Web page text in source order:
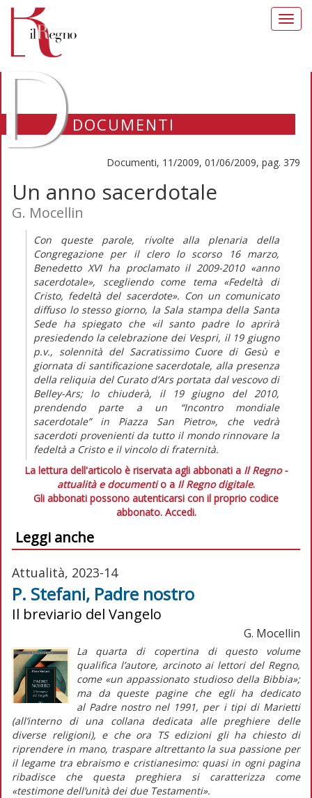
DOCUMENTI
Documenti, 11/2009, 01/06/2009, pag. 379
Un anno sacerdotale
G. Mocellin
Con queste parole, rivolte alla plenaria della
Congregazione per il clero lo scorso 16 marzo,
Benedetto XVI ha proclamato il 2009-2010 «anno
sacerdotale», scegliendo come tema «Fedeltà di
Cristo, fedeltà del sacerdote». Con un comunicato
diffuso lo stesso giorno, la Sala stampa della Santa
Sede ha spiegato che «il santo padre lo aprirà
presiedendo la celebrazione dei Vespri, il 19 giugno
p.v., solennità del Sacratissimo Cuore di Gesù e
giornata di santificazione sacerdotale, alla presenza
della reliquia del Curato d’Ars portata dal vescovo di
Belley-Ars; lo chiuderà, il 19 giugno del 2010,
prendendo parte a un “Incontro mondiale
sacerdotale” in Piazza San Pietro», che vedrà
sacerdoti provenienti da tutto il mondo rinnovare la
fedeltà a Cristo e il vincolo di fraternità.
La lettura dell'articolo è riservata agli abbonati a Il Regno -
attualità e documentio a Il Regno digitale.
Gli abbonati possono autenticarsi con il proprio codice
abbonato. Accedi.
Leggi anche
Attualità, 2023-14
P. Stefani, Padre nostro
Il breviario del Vangelo
G. Mocellin
La quarta di copertina di questo volume
qualifica l’autore, arcinoto ai lettori del Regno,
come «un appassionato studioso della Bibbia»;
ma da queste pagine che egli ha dedicato
al Padre nostronel 1991, per i tipi di Marietti
(all’interno di una collana dedicata alle preghiere delle
diverse religioni), e che ora TS edizioni gli ha chiesto di
riprendere in mano, traspare altrettanto la sua passione per
il legame tra ebraismo e cristianesimo: quasi in ogni pagina
ribadisce che questa preghiera si caratterizza come
«testimone dell’unità dei due Testamenti».